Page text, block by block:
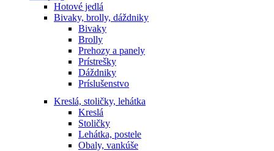
Hotové jedlá
Bivaky, brolly, dáždniky
Bivaky
Brolly
Prehozy a panely
Prístrešky
Dáždniky
Príslušenstvo
Kreslá, stoličky, lehátka
Kreslá
Stoličky
Lehátka, postele
Obaly, vankúše